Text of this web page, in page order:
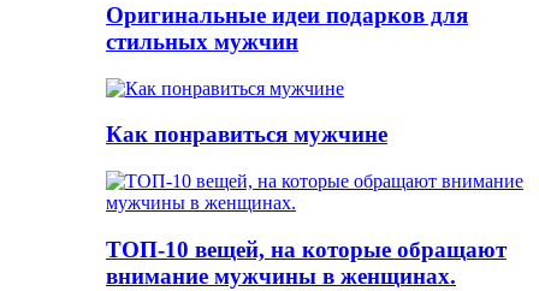
Оригинальные идеи подарков для
стильных мужчин
Как понравиться мужчине
ТОП-10 вещей, на которые обращают
внимание мужчины в женщинах.